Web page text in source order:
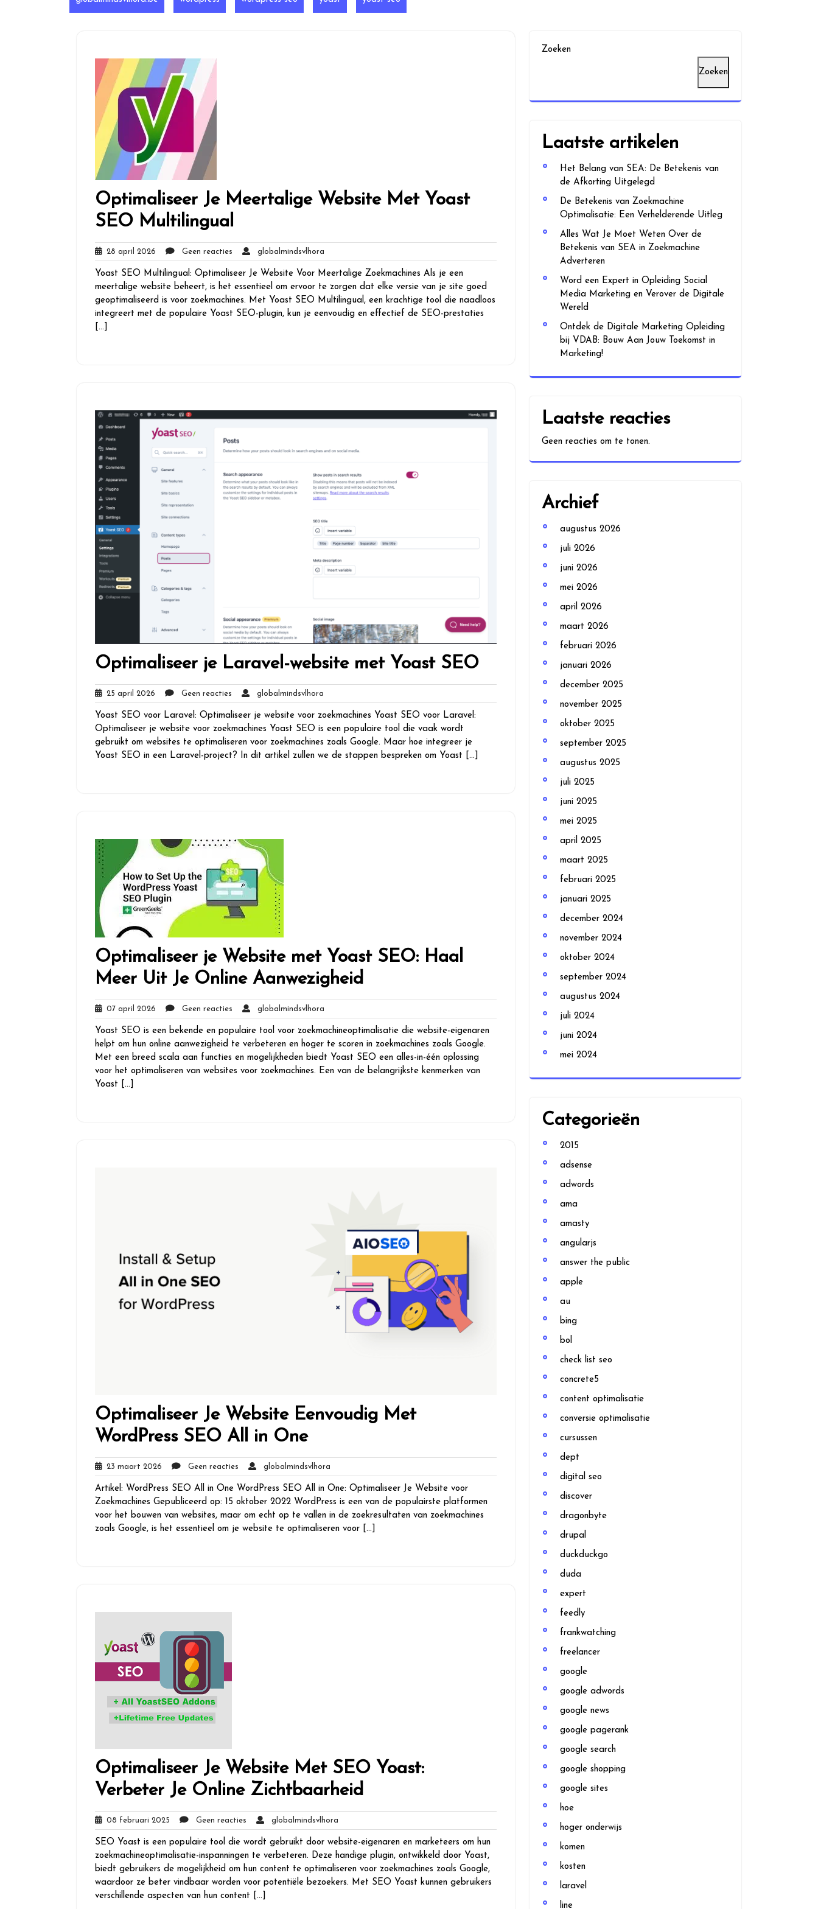
Optimaliseer Je Meertalige Website Met Yoast
SEO Multilingual
28 april 2026
april
2026
Geen reacties Geen
reacties
globalmindsvlhora
Yoast SEO Multilingual: Optimaliseer Je Website Voor Meertalige Zoekmachines Als je een
meertalige website beheert, is het essentieel om ervoor te zorgen dat elke versie van je site goed
geoptimaliseerd is voor zoekmachines. Met Yoast SEO Multilingual, een krachtige tool die naadloos
integreert met de populaire Yoast SEO-plugin, kun je eenvoudig en effectief de SEO-prestaties
[…]
Optimaliseer je Laravel-website met Yoast SEO
25 april 2026
april
2026
Geen reacties Geen
reacties
globalmindsvlhora
Yoast SEO voor Laravel: Optimaliseer je website voor zoekmachines Yoast SEO voor Laravel:
Optimaliseer je website voor zoekmachines Yoast SEO is een populaire tool die vaak wordt
gebruikt om websites te optimaliseren voor zoekmachines zoals Google. Maar hoe integreer je
Yoast SEO in een Laravel-project? In dit artikel zullen we de stappen bespreken om Yoast […]
Optimaliseer je Website met Yoast SEO: Haal
Meer Uit Je Online Aanwezigheid
07 april 2026
april
2026
Geen reacties Geen
reacties
globalmindsvlhora
Yoast SEO is een bekende en populaire tool voor zoekmachineoptimalisatie die website-eigenaren
helpt om hun online aanwezigheid te verbeteren en hoger te scoren in zoekmachines zoals Google.
Met een breed scala aan functies en mogelijkheden biedt Yoast SEO een alles-in-één oplossing
voor het optimaliseren van websites voor zoekmachines. Een van de belangrijkste kenmerken van
Yoast […]
Optimaliseer Je Website Eenvoudig Met
WordPress SEO All in One
23 maart 2026
maart
2026
Geen reacties Geen
reacties
globalmindsvlhora
Artikel: WordPress SEO All in One WordPress SEO All in One: Optimaliseer Je Website voor
Zoekmachines Gepubliceerd op: 15 oktober 2022 WordPress is een van de populairste platformen
voor het bouwen van websites, maar om echt op te vallen in de zoekresultaten van zoekmachines
zoals Google, is het essentieel om je website te optimaliseren voor […]
Optimaliseer Je Website Met SEO Yoast:
Verbeter Je Online Zichtbaarheid
08 februari 2025
februari
2025
Geen reacties Geen
reacties
globalmindsvlhora
SEO Yoast is een populaire tool die wordt gebruikt door website-eigenaren en marketeers om hun
zoekmachineoptimalisatie-inspanningen te verbeteren. Deze handige plugin, ontwikkeld door Yoast,
biedt gebruikers de mogelijkheid om hun content te optimaliseren voor zoekmachines zoals Google,
waardoor ze beter vindbaar worden voor potentiële bezoekers. Met SEO Yoast kunnen gebruikers
verschillende aspecten van hun content […]
Zoeken
Zoeken
Laatste artikelen
Het Belang van SEA: De Betekenis van
de Afkorting Uitgelegd
De Betekenis van Zoekmachine
Optimalisatie: Een Verhelderende Uitleg
Alles Wat Je Moet Weten Over de
Betekenis van SEA in Zoekmachine
Adverteren
Word een Expert in Opleiding Social
Media Marketing en Verover de Digitale
Wereld
Ontdek de Digitale Marketing Opleiding
bij VDAB: Bouw Aan Jouw Toekomst in
Marketing!
Laatste reacties
Geen reacties om te tonen.
Archief
augustus 2026
juli 2026
juni 2026
mei 2026
april 2026
maart 2026
februari 2026
januari 2026
december 2025
november 2025
oktober 2025
september 2025
augustus 2025
juli 2025
juni 2025
mei 2025
april 2025
maart 2025
februari 2025
januari 2025
december 2024
november 2024
oktober 2024
september 2024
augustus 2024
juli 2024
juni 2024
mei 2024
Categorieën
2015
adsense
adwords
ama
amasty
angularjs
answer the public
apple
au
bing
bol
check list seo
concrete5
content optimalisatie
conversie optimalisatie
cursussen
dept
digital seo
discover
dragonbyte
drupal
duckduckgo
duda
expert
feedly
frankwatching
freelancer
google
google adwords
google news
google pagerank
google search
google shopping
google sites
hoe
hoger onderwijs
komen
kosten
laravel
line